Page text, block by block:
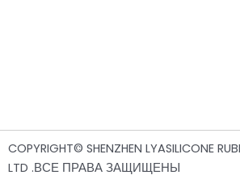
COPYRIGHT© SHENZHEN LYASILICONE
LTD .ВСЕ ПРАВА ЗАЩИЩЕНЫ